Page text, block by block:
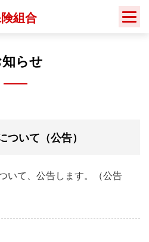
組合
らせ
いて（公告）
いて、公告します。（公告